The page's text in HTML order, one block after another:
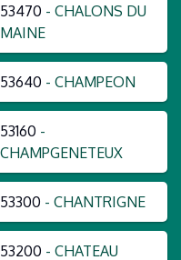
53470 - CHALONS DU
MAINE
53640 - CHAMPEON
53160 -
CHAMPGENETEUX
53300 - CHANTRIGNE
53200 - CHATEAU